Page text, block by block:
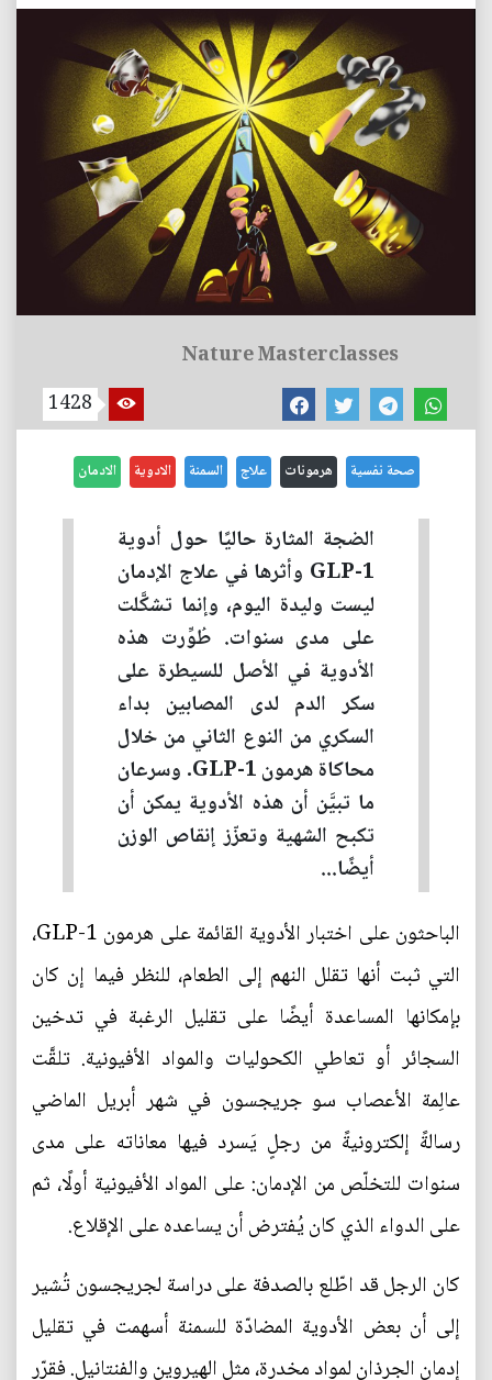
Nature Masterclasses
1428
صحة نفسية هرمونات علاج السمنة الادوية الادمان
الضجة المثارة حاليًا حول أدوية
GLP-1 وأثرها في علاج الإدمان
ليست وليدة اليوم، وإنما تشكَّلت
على مدى سنوات. طُوِّرت هذه
الأدوية في الأصل للسيطرة على
سكر الدم لدى المصابين بداء
السكري من النوع الثاني من خلال
محاكاة هرمون GLP-1. وسرعان
ما تبيَّن أن هذه الأدوية يمكن أن
تكبح الشهية وتعزّز إنقاص الوزن
أيضًا...
الباحثون على اختبار الأدوية القائمة على هرمون GLP-1،
التي ثبت أنها تقلل النهم إلى الطعام، للنظر فيما إن كان
بإمكانها المساعدة أيضًا على تقليل الرغبة في تدخين
السجائر أو تعاطي الكحوليات والمواد الأفيونية. تلقَّت
عالِمة الأعصاب سو جريجسون في شهر أبريل الماضي
رسالةً إلكترونيةً من رجلٍ يَسرد فيها معاناته على مدى
سنوات للتخلّص من الإدمان: على المواد الأفيونية أولًا، ثم
على الدواء الذي كان يُفترض أن يساعده على الإقلاع.
كان الرجل قد اطّلع بالصدفة على دراسة لجريجسون تُشير
إلى أن بعض الأدوية المضادّة للسمنة أسهمت في تقليل
إدمان الجرذان لمواد مخدرة، مثل الهيروين والفنتانيل. فقرّر